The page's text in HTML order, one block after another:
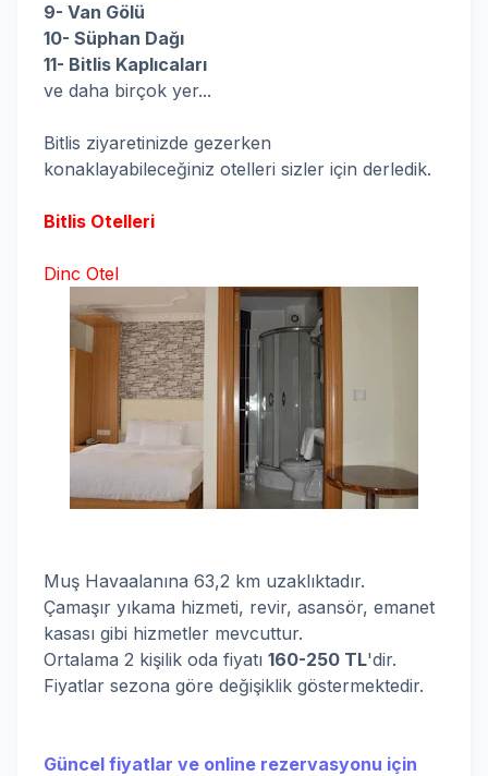
9- Van Gölü
10- Süphan Dağı
11- Bitlis Kaplıcaları
ve daha birçok yer...
Bitlis ziyaretinizde gezerken
konaklayabileceğiniz otelleri sizler için derledik.
Bitlis Otelleri
Dinc Otel
Muş Havaalanına 63,2 km uzaklıktadır.
Çamaşır yıkama hizmeti, revir, asansör, emanet
kasası gibi hizmetler mevcuttur.
Ortalama 2 kişilik oda fiyatı 160-250 TL'dir.
Fiyatlar sezona göre değişiklik göstermektedir.
Güncel fiyatlar ve online rezervasyonu için